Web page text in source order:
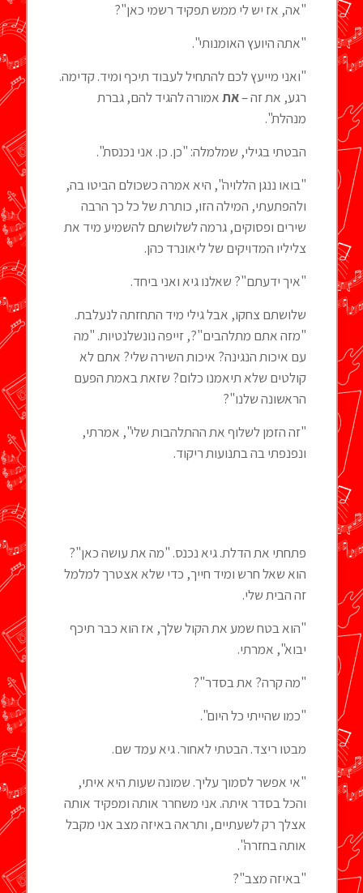
"אה, אז יש לי ממש תפקיד רשמי כאן"?
"אתה היועץ האומנותי".
"ואני מייעץ לכם להתחיל לעבוד תיכף ומיד. קדימה.
רגע, את זה –אתאמורה להגיד להם, גברת
מנהלת".
הבטתי בגילי, שמלמלה: "כן. כן. אני נכנסת".
"בואו ננגן הללויה", היא אמרה כשכולם הביטו בה,
ולהפתעתי, המילה הזו, כותרת של כל כך הרבה
שירים ופסוקים, גרמה לשלושתם להשמיע מיד את
צליליו המדויקים של ליאונרד כהן.
"איך ידעתם"? שאלנו גיא ואני ביחד.
שלושתם צחקו, אבל גילי מיד התחזתה לנעלבת.
"מזה אתם מתלהבים"?, זייפה נונשלנטיות. "מה
עם איכות הנגינה? איכות השירה שלי? אתם לא
קולטים שלא תיאמנו כלום? שזאת באמת הפעם
הראשונה שלנו"?
"זה הזמן לשלוף את ההתלהבות שלי", אמרתי,
ונפנפתי בה בתנועות ריקוד.
פתחתי את הדלת. גיא נכנס. "מה את עושה כאן"?
הוא שאל חרש ומיד חייך, כדי שלא אצטרך למלמל
זה הבית שלי.
"הוא בטח שמע את הקול שלך, אז הוא כבר תיכף
יבוא", אמרתי.
"מה קרה? את בסדר"?
"כמו שהייתי כל היום".
מבטו ריצד. הבטתי לאחור. גיא עמד שם.
"אי אפשר לסמוך עליך. שמונה שעות היא איתי,
והכל בסדר איתה. אני משחרר אותה ומפקיד אותה
אצלך רק לשעתיים, ותראה באיזה מצב אני מקבל
אותה בחזרה".
"באיזה מצב"?